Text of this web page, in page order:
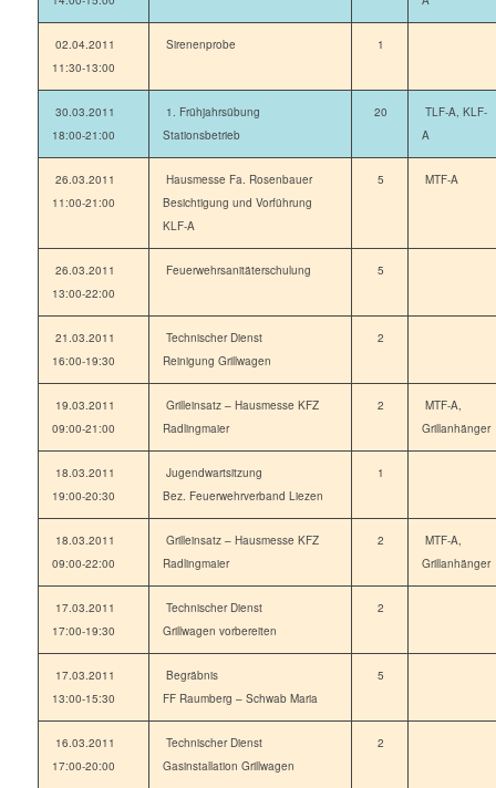
02.04.2011
11:30-13:00
Sirenenprobe 1
30.03.2011
18:00-21:00
1. Frühjahrsübung
Stationsbetrieb
20
TLF-A, KLF-
A
26.03.2011
11:00-21:00
Hausmesse Fa. Rosenbauer
Besichtigung und Vorführung
KLF-A
5 MTF-A
26.03.2011
13:00-22:00
Feuerwehrsanitäterschulung 5
21.03.2011
16:00-19:30
Technischer Dienst
Reinigung Grillwagen
2
19.03.2011
09:00-21:00
Grilleinsatz – Hausmesse KFZ
Radlingmaier
2
MTF-A,
Grillanhänger
18.03.2011
19:00-20:30
Jugendwartsitzung
Bez. Feuerwehrverband Liezen
1
18.03.2011
09:00-22:00
Grilleinsatz – Hausmesse KFZ
Radlingmaier
2
MTF-A,
Grillanhänger
17.03.2011
17:00-19:30
Technischer Dienst
Grillwagen vorbereiten
2
17.03.2011
13:00-15:30
Begräbnis
FF Raumberg – Schwab Maria
5
16.03.2011
17:00-20:00
Technischer Dienst
Gasinstallation Grillwagen
2